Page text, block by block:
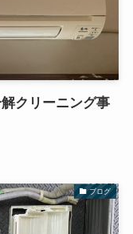
クリーニング事
ブログ